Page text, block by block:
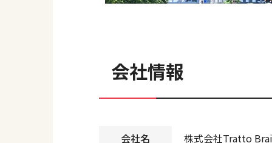
会社情報
会社名 株式会社Tratto